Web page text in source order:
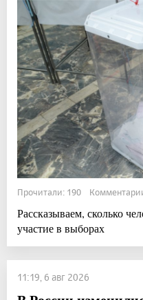
Прочитали: 190
Рассказываем, сколько
участие в выборах
11:19, 6 авг 2026